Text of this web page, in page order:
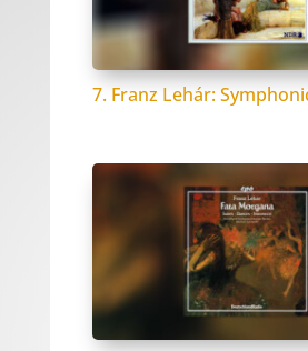
7. Franz Lehár: